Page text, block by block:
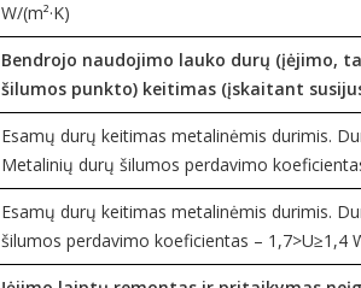
W/(m²·K)
Bendrojo naudojimo lauko durų (įėjimo,
šilumos punkto) keitimas (įskaitant
Esamų durų keitimas metalinėmis durimis.
Metalinių durų šilumos perdavimo
Esamų durų keitimas metalinėmis durimis.
šilumos perdavimo koeficientas – 1,7>U≥1,4